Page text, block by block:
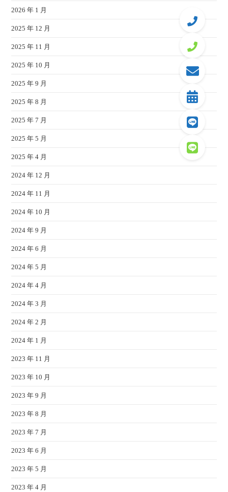
2026 年 1 月
2025 年 12 月
2025 年 11 月
2025 年 10 月
2025 年 9 月
2025 年 8 月
2025 年 7 月
2025 年 5 月
2025 年 4 月
2024 年 12 月
2024 年 11 月
2024 年 10 月
2024 年 9 月
2024 年 6 月
2024 年 5 月
2024 年 4 月
2024 年 3 月
2024 年 2 月
2024 年 1 月
2023 年 11 月
2023 年 10 月
2023 年 9 月
2023 年 8 月
2023 年 7 月
2023 年 6 月
2023 年 5 月
2023 年 4 月